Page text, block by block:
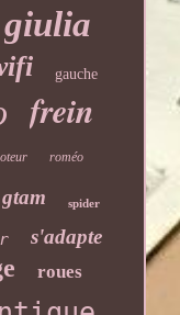
giulia
gauche
frein
roméo
gtam spider
s'adapte
roues